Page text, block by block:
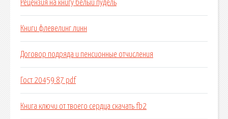
Рецензия на книгу белый пудель
Книги флевелинг линн
Договор подряда и пенсионные отчисления
Гост 20459 87 pdf
Книга ключи от твоего сердца скачать fb2